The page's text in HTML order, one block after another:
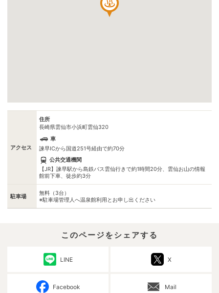
アクセス
住所
長崎県雲仙市小浜町雲仙320
車
諫早ICから国道251号経由で約70分
公共交通機関
【JR】諫早駅から島鉄バス雲仙行きで約1時間20分、雲仙お山の情報
館前下車、徒歩約3分
駐車場
無料（3台）
※駐車場管理人へ温泉館利用とお申し出ください
このページをシェアする
LINE X
Facebook Mail